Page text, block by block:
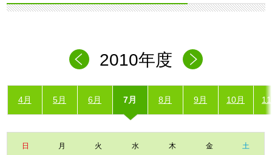
2010年度
4月 5月 6月 7月 8月 9月 10月
日 月 火 水 木 金 土